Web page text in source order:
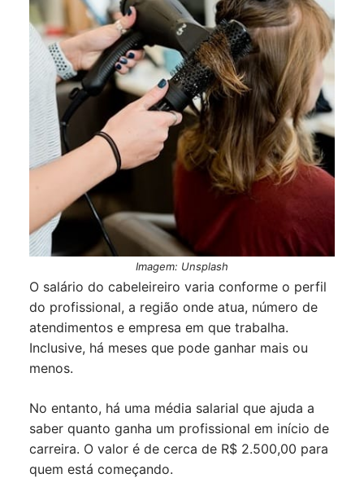
Imagem: Unsplash
O salário do cabeleireiro varia conforme o perfil
do profissional, a região onde atua, número de
atendimentos e empresa em que trabalha.
Inclusive, há meses que pode ganhar mais ou
menos.
No entanto, há uma média salarial que ajuda a
saber quanto ganha um profissional em início de
carreira. O valor é de cerca de R$ 2.500,00 para
quem está começando.